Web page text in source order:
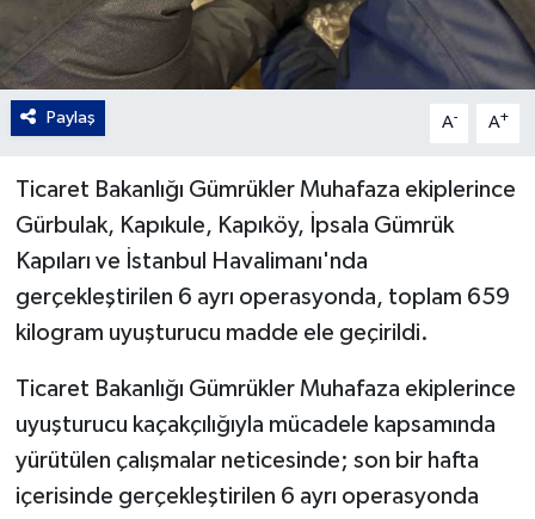
Paylaş A- A+
Ticaret Bakanlığı Gümrükler Muhafaza ekiplerince
Gürbulak, Kapıkule, Kapıköy, İpsala Gümrük
Kapıları ve İstanbul Havalimanı'nda
gerçekleştirilen 6 ayrı operasyonda, toplam 659
kilogram uyuşturucu madde ele geçirildi.
Ticaret Bakanlığı Gümrükler Muhafaza ekiplerince
uyuşturucu kaçakçılığıyla mücadele kapsamında
yürütülen çalışmalar neticesinde; son bir hafta
içerisinde gerçekleştirilen 6 ayrı operasyonda